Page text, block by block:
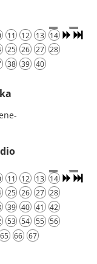
11 12 13
14
25 26 27
28
38 39 40
11 12 13
14
25 26 27
28
39 40 41
42
53 54 55
56
65 66 67